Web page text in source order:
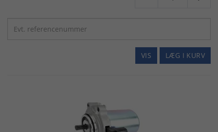
LÆG I KURV
VIS